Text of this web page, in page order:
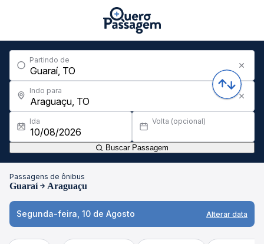
Partindo de
Indo para
Ida Volta (opcional)
Buscar Passagem
Passagens de ônibus
Guaraí Araguaçu
Segunda-feira, 10 de Agosto Alterar data